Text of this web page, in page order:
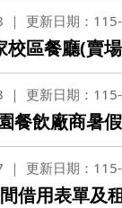
餐飲管理委員
餐飲管理委員
節約能源推動
勞務策進委員
勞工退休準備
博愛校區防洪
校園公共設施
落實校園防災
更新日期：
校區餐廳(賣
更新日期：
餐飲廠商暑
更新日期：
借用表單及